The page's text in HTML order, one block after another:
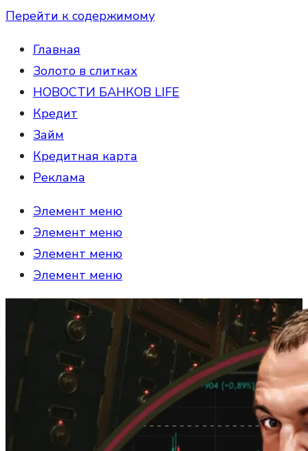
Перейти к содержимому
Главная
Золото в слитках
НОВОСТИ БАНКОВ LIFE
Кредит
Займ
Кредитная карта
Реклама
Элемент меню
Элемент меню
Элемент меню
Элемент меню